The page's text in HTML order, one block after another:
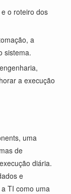
o roteiro dos
a
sistema.
a execução
uma
de
diária.
e
TI como uma